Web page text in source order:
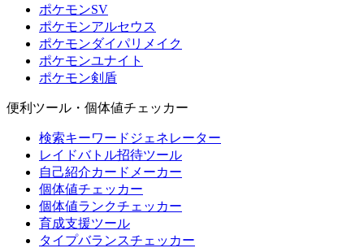
ポケモンSV
ポケモンアルセウス
ポケモンダイパリメイク
ポケモンユナイト
ポケモン剣盾
便利ツール・個体値チェッカー
検索キーワードジェネレーター
レイドバトル招待ツール
自己紹介カードメーカー
個体値チェッカー
個体値ランクチェッカー
育成支援ツール
タイプバランスチェッカー